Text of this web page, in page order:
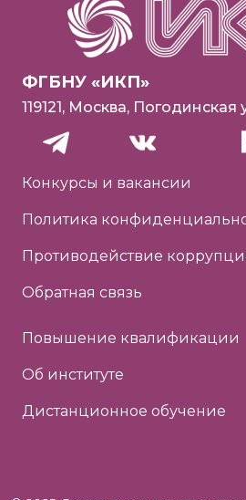
ФГБНУ «ИКП»
119121, Москва, Погодинская
Конкурсы и вакансии
Политика
Противодействие
Обратная связь
Повышение квалификации
Об институте
Дистанционное обучение